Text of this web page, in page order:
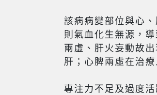
該病病變部位與心
則氣血化生無源，
兩虛、肝火妄動故
肝；心脾兩虛在治
專注力不足及過度